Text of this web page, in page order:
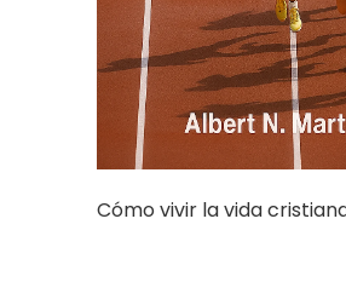
Cómo vivir la vida